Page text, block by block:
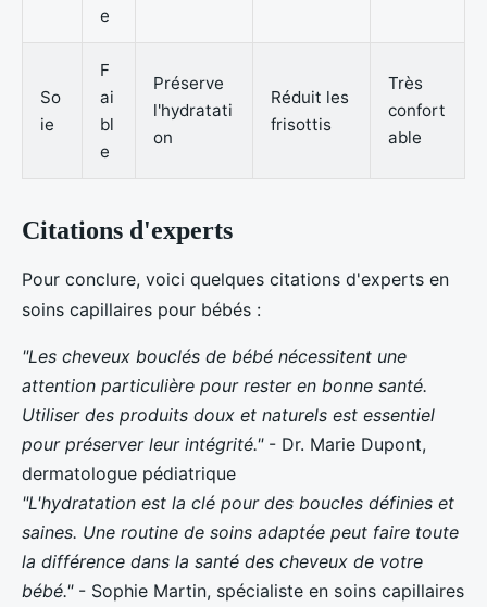
e
So
ie
F
ai
bl
e
Préserve
l'hydratati
on
Réduit les
frisottis
Très
confort
able
Citations d'experts
Pour conclure, voici quelques citations d'experts en
soins capillaires pour bébés :
"Les cheveux bouclés de bébé nécessitent une
attention particulière pour rester en bonne santé.
Utiliser des produits doux et naturels est essentiel
pour préserver leur intégrité."- Dr. Marie Dupont,
dermatologue pédiatrique
"L'hydratation est la clé pour des boucles définies et
saines. Une routine de soins adaptée peut faire toute
la différence dans la santé des cheveux de votre
bébé."- Sophie Martin, spécialiste en soins capillaires